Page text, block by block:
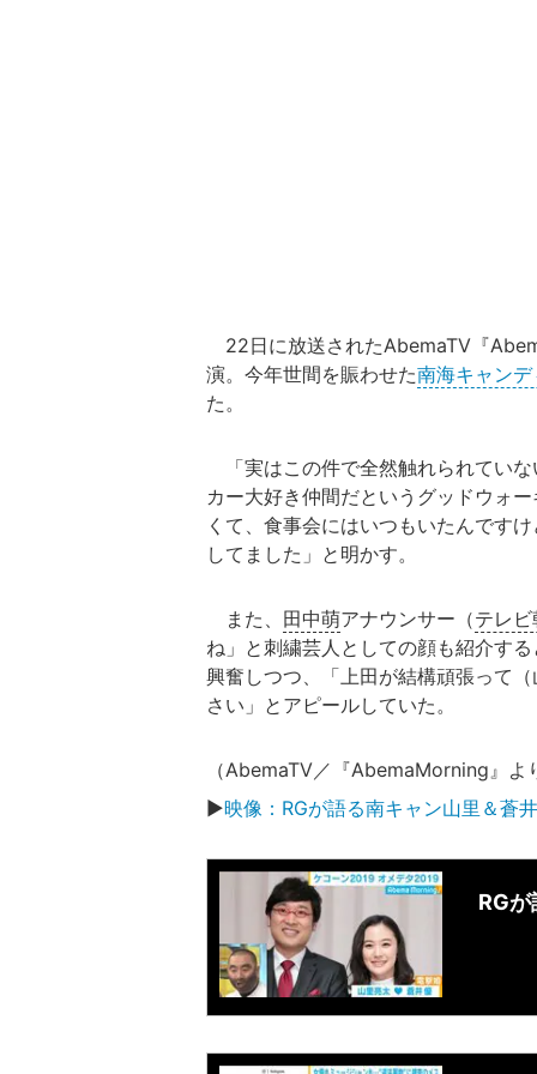
22日に放送されたAbemaTV『
演。今年世間を賑わせた南海キャン
た。
「実はこの件で全然触れられてい
カー大好き仲間だというグッドウォ
くて、食事会にはいつもいたんです
してました」と明かす。
また、 田中萌アナウンサー（テレ
ね」と刺繍芸人としての顔も紹介す
興奮しつつ、「上田が結構頑張って
さい」とアピールしていた。
（AbemaTV／『AbemaMorning』よ
▶映像：RGが語る南キャン山里＆蒼
RG